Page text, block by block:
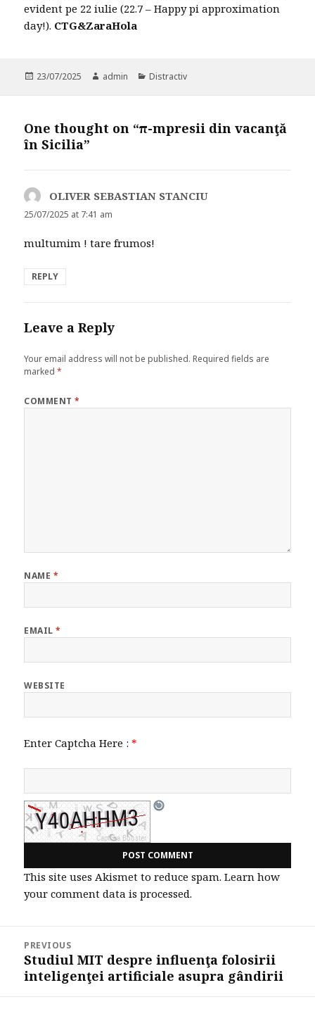
evident pe 22 iulie (22.7 – Happy pi approximation
day!). CTG&ZaraHola
Posted
23/07/2025 Author
admin Categories
Distractiv
One thought on “π-mpresii din vacanţă
în Sicilia”
OLIVER SEBASTIAN STANCIU
25/07/2025 at 7:41 am
multumim ! tare frumos!
REPLY
Leave a Reply
Your email address will not be published. Required fields are
marked*
COMMENT*
NAME *
EMAIL*
WEBSITE
Enter Captcha Here :*
This site uses Akismet to reduce spam.Learn how
your comment data is processed.
navigation
PREVIOUS
Previous
post:
Studiul MIT despre influenţa folosirii
inteligenţei artificiale asupra gândirii